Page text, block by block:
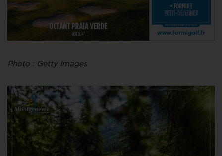
Photo : Getty Images